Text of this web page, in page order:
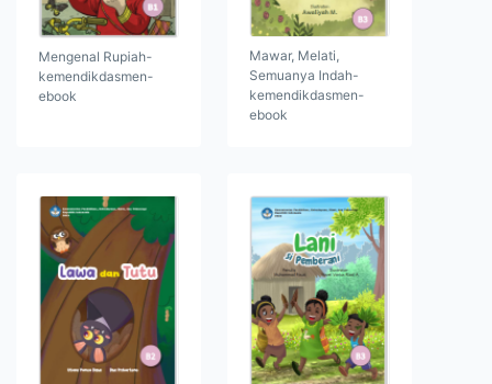
Mengenal Rupiah-
kemendikdasmen-
ebook
Mawar, Melati,
Semuanya Indah-
kemendikdasmen-
ebook